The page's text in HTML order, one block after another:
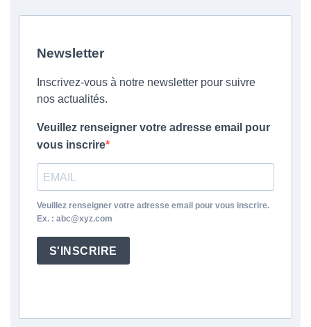
Newsletter
Inscrivez-vous à notre newsletter pour suivre
nos actualités.
Veuillez renseigner votre adresse email pour
vous inscrire
Veuillez renseigner votre adresse email pour vous inscrire.
Ex. : abc@xyz.com
S'INSCRIRE